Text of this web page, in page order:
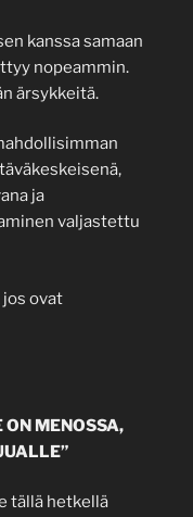
kanssa samaan
nopeammin.
ärsykkeitä.
ja
valjastettu
jos ovat
ON MENOSSA,
tällä hetkellä